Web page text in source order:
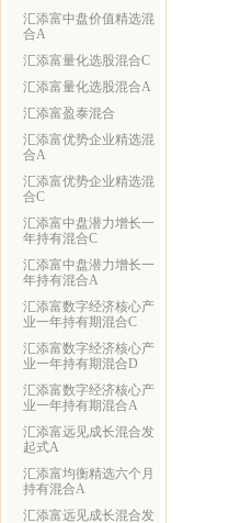
汇添富中盘价值精选混
合A
汇添富量化选股混合C
汇添富量化选股混合A
汇添富盈泰混合
汇添富优势企业精选混
合A
汇添富优势企业精选混
合C
汇添富中盘潜力增长一
年持有混合C
汇添富中盘潜力增长一
年持有混合A
汇添富数字经济核心产
业一年持有期混合C
汇添富数字经济核心产
业一年持有期混合D
汇添富数字经济核心产
业一年持有期混合A
汇添富远见成长混合发
起式A
汇添富均衡精选六个月
持有混合A
汇添富远见成长混合发